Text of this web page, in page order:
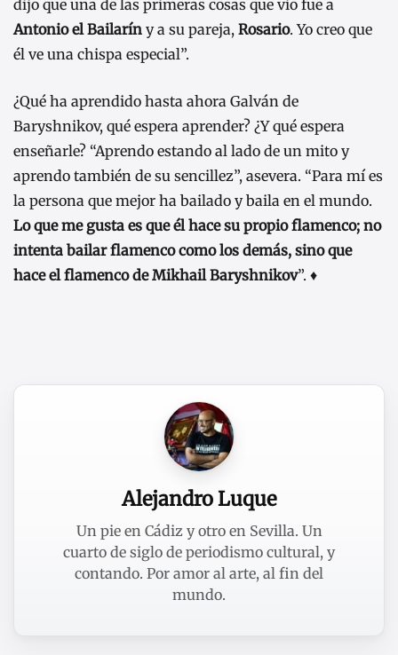
dijo que una de las primeras cosas que vio fue a
Antonio el Bailarín y a su pareja, Rosario. Yo creo que
él ve una chispa especial”.
¿Qué ha aprendido hasta ahora Galván de
Baryshnikov, qué espera aprender? ¿Y qué espera
enseñarle? “Aprendo estando al lado de un mito y
aprendo también de su sencillez”, asevera. “Para mí es
la persona que mejor ha bailado y baila en el mundo.
Lo que me gusta es que él hace su propio flamenco; no
intenta bailar flamenco como los demás, sino que
hace el flamenco de Mikhail Baryshnikov”. ♦
Alejandro Luque
Un pie en Cádiz y otro en Sevilla. Un
cuarto de siglo de periodismo cultural, y
contando. Por amor al arte, al fin del
mundo.